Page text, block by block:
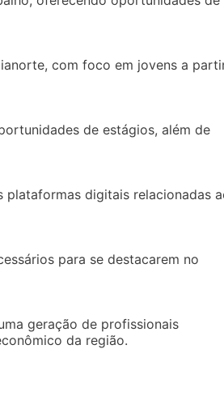
com foco em jovens a
de estágios, além de
plataformas digitais relacionadas
para se destacarem no
geração de profissionais
da região.